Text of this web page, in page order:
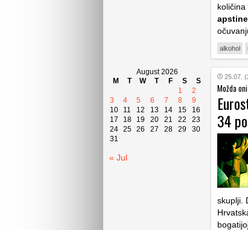
August 2026
M
T W T F S
S
1
2
3
4 5 6 7 8
9
10
11 12 13 14 15
16
17
18 19 20 21 22
23
24 25 26 27 28 29
30
31
« Jul
alkohol
25.07.
Možda
34
skuplji.